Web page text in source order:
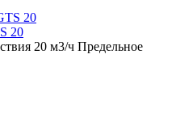
20
20 м3/ч Предельное